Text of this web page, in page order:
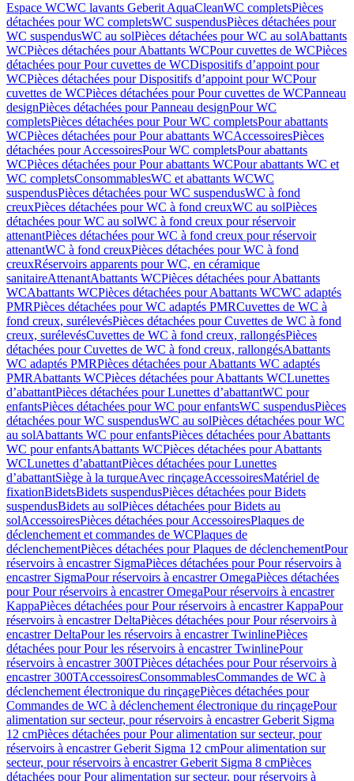
Espace WCWC lavants Geberit AquaCleanWC completsPièces
détachées pour WC completsWC suspendusPièces détachées pour
WC suspendusWC au solPièces détachées pour WC au solAbattants
WCPièces détachées pour Abattants WCPour cuvettes de WCPièces
détachées pour Pour cuvettes de WCDispositifs d’appoint pour
WCPièces détachées pour Dispositifs d’appoint pour WCPour
cuvettes de WCPièces détachées pour Pour cuvettes de WCPanneau
designPièces détachées pour Panneau designPour WC
completsPièces détachées pour Pour WC completsPour abattants
WCPièces détachées pour Pour abattants WCAccessoiresPièces
détachées pour AccessoiresPour WC completsPour abattants
WCPièces détachées pour Pour abattants WCPour abattants WC et
WC completsConsommablesWC et abattants WCWC
suspendusPièces détachées pour WC suspendusWC à fond
creuxPièces détachées pour WC à fond creuxWC au solPièces
détachées pour WC au solWC à fond creux pour réservoir
attenantPièces détachées pour WC à fond creux pour réservoir
attenantWC à fond creuxPièces détachées pour WC à fond
creuxRéservoirs apparents pour WC, en céramique
sanitaireAttenantAbattants WCPièces détachées pour Abattants
WCAbattants WCPièces détachées pour Abattants WCWC adaptés
PMRPièces détachées pour WC adaptés PMRCuvettes de WC à
fond creux, surélevésPièces détachées pour Cuvettes de WC à fond
creux, surélevésCuvettes de WC à fond creux, rallongésPièces
détachées pour Cuvettes de WC à fond creux, rallongésAbattants
WC adaptés PMRPièces détachées pour Abattants WC adaptés
PMRAbattants WCPièces détachées pour Abattants WCLunettes
d’abattantPièces détachées pour Lunettes d’abattantWC pour
enfantsPièces détachées pour WC pour enfantsWC suspendusPièces
détachées pour WC suspendusWC au solPièces détachées pour WC
au solAbattants WC pour enfantsPièces détachées pour Abattants
WC pour enfantsAbattants WCPièces détachées pour Abattants
WCLunettes d’abattantPièces détachées pour Lunettes
d’abattantSiège à la turqueAvec rinçageAccessoiresMatériel de
fixationBidetsBidets suspendusPièces détachées pour Bidets
suspendusBidets au solPièces détachées pour Bidets au
solAccessoiresPièces détachées pour AccessoiresPlaques de
déclenchement et commandes de WCPlaques de
déclenchementPièces détachées pour Plaques de déclenchementPour
réservoirs à encastrer SigmaPièces détachées pour Pour réservoirs à
encastrer SigmaPour réservoirs à encastrer OmegaPièces détachées
pour Pour réservoirs à encastrer OmegaPour réservoirs à encastrer
KappaPièces détachées pour Pour réservoirs à encastrer KappaPour
réservoirs à encastrer DeltaPièces détachées pour Pour réservoirs à
encastrer DeltaPour les réservoirs à encastrer TwinlinePièces
détachées pour Pour les réservoirs à encastrer TwinlinePour
réservoirs à encastrer 300TPièces détachées pour Pour réservoirs à
encastrer 300TAccessoiresConsommablesCommandes de WC à
déclenchement électronique du rinçagePièces détachées pour
Commandes de WC à déclenchement électronique du rinçagePour
alimentation sur secteur, pour réservoirs à encastrer Geberit Sigma
12 cmPièces détachées pour Pour alimentation sur secteur, pour
réservoirs à encastrer Geberit Sigma 12 cmPour alimentation sur
secteur, pour réservoirs à encastrer Geberit Sigma 8 cmPièces
détachées pour Pour alimentation sur secteur, pour réservoirs à